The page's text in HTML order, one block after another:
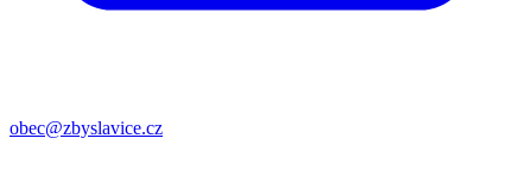
obec@zbyslavice.cz